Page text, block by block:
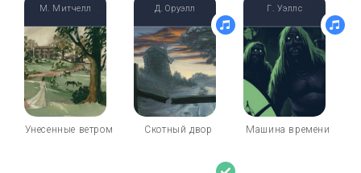
Унесенные ветром
М. Митчелл
Скотный двор
Д. Оруэлл
Машина времени
Г. Уэллс